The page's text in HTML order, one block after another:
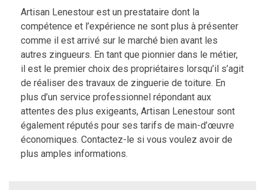
Artisan Lenestour est un prestataire dont la
compétence et l’expérience ne sont plus à présenter
comme il est arrivé sur le marché bien avant les
autres zingueurs. En tant que pionnier dans le métier,
il est le premier choix des propriétaires lorsqu’il s’agit
de réaliser des travaux de zinguerie de toiture. En
plus d’un service professionnel répondant aux
attentes des plus exigeants, Artisan Lenestour sont
également réputés pour ses tarifs de main-d’œuvre
économiques. Contactez-le si vous voulez avoir de
plus amples informations.